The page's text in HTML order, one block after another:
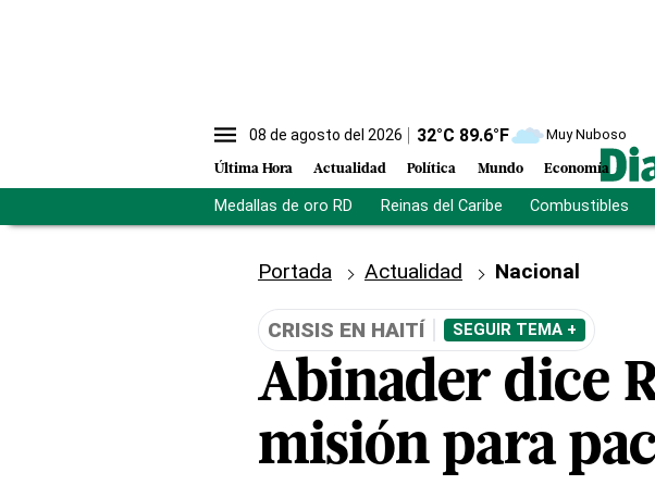
08 de agosto del 2026 32°C 89.6°F Muy Nuboso
Última Hora Actualidad Política Mundo Economía
Medallas de oro RD Reinas del Caribe Combustibles
Portada Actualidad Nacional
CRISIS EN HAITÍ SEGUIR TEMA +
Abinader dice
misión para